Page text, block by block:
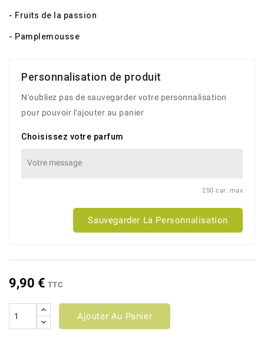
- Fruits de la passion
- Pamplemousse
Personnalisation de produit
N'oubliez pas de sauvegarder votre personnalisation
pour pouvoir l'ajouter au panier
Choisissez votre parfum
250 car. max
Sauvegarder La Personnalisation
9,90 € TTC
Ajouter Au Panier